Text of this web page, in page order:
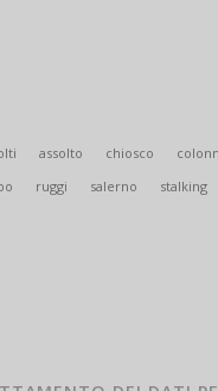
assolto chiosco
ruggi salerno stalking